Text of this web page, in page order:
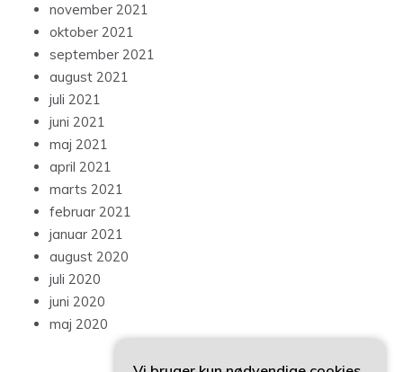
november 2021
oktober 2021
september 2021
august 2021
juli 2021
juni 2021
maj 2021
april 2021
marts 2021
februar 2021
januar 2021
august 2020
juli 2020
juni 2020
maj 2020